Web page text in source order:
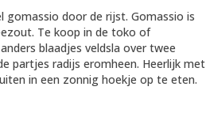
gomassio door de rijst. Gomassio is
Te koop in de toko of
blaadjes veldsla over twee
partjes radijs eromheen. Heerlijk met
in een zonnig hoekje op te eten.